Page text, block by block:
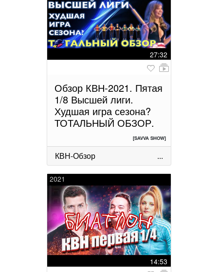
27:32
Обзор КВН-2021. Пятая
1/8 Высшей лиги.
Худшая игра сезона?
ТОТАЛЬНЫЙ ОБЗОР.
[SAVVA SHOW]
КВН-Обзор ...
2021
14:53